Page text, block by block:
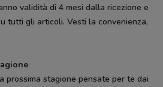
validità di 4 mesi dalla ricezione e
tutti gli articoli. Vesti la convenienza,
prossima stagione pensate per te dai